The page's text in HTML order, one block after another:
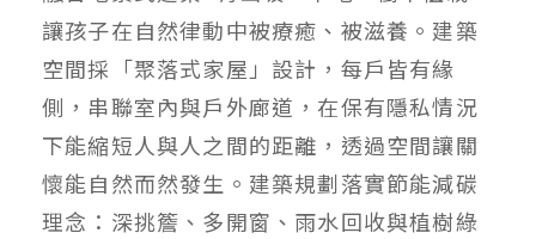
讓孩子在自然律動中被療癒、被滋養。建築
空間採「聚落式家屋」設計，每戶皆有緣
側，串聯室內與戶外廊道，在保有隱私情況
下能縮短人與人之間的距離，透過空間讓關
懷能自然而然發生。建築規劃落實節能減碳
理念：深挑簷、多開窗、雨水回收與植樹綠